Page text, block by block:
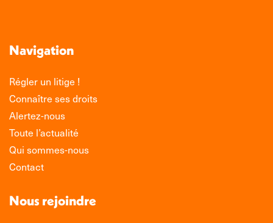
Navigation
Régler un litige !
Connaître ses droits
Alertez-nous
Toute l’actualité
Qui sommes-nous
Contact
Nous rejoindre